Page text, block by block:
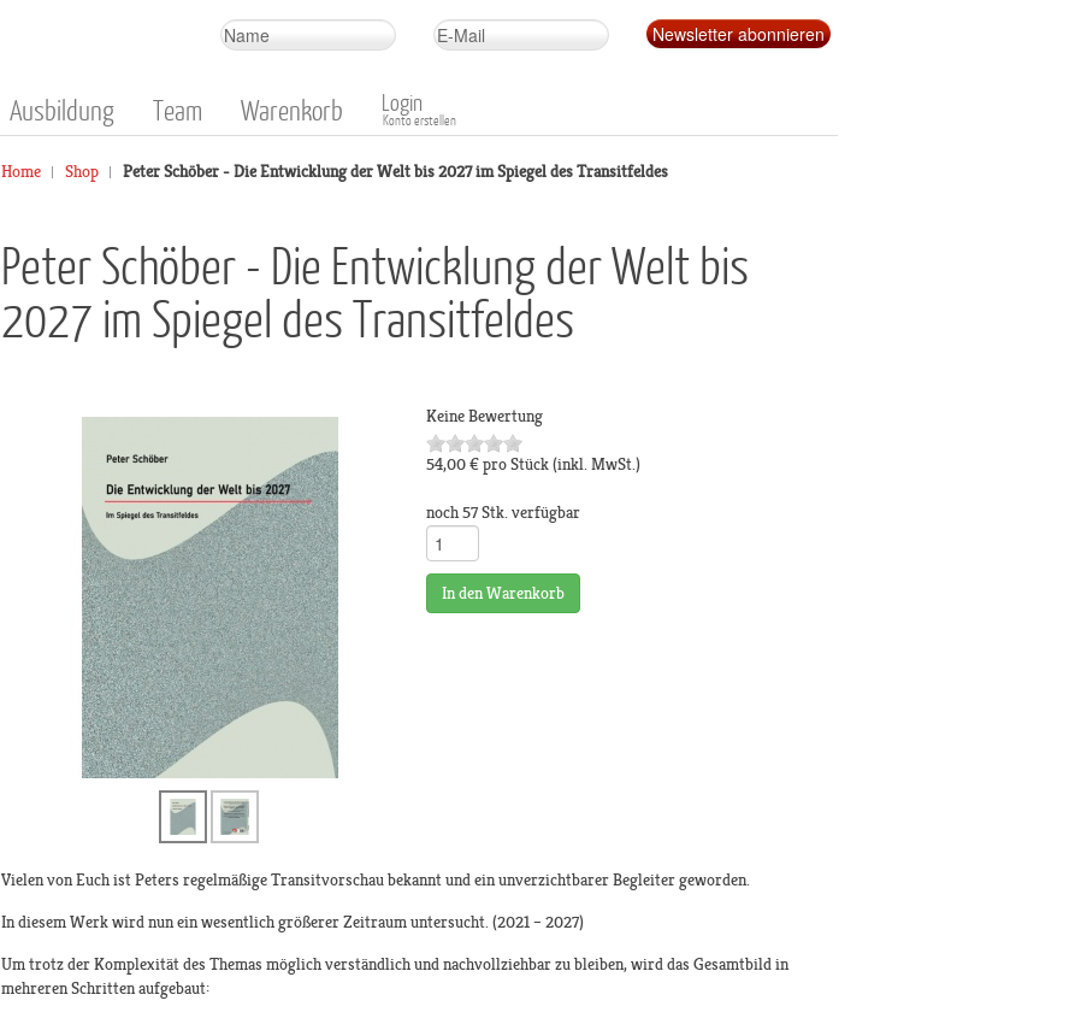
Ausbildung Team Warenkorb Login
Konto erstellen
Home Shop Peter Schöber - Die Entwicklung der Welt bis 2027 im Spiegel des Transitfeldes
Peter Schöber - Die Entwicklung der Welt bis
2027 im Spiegel des Transitfeldes
Keine Bewertung
54,00 € pro Stück(inkl. MwSt.)
noch 57 Stk. verfügbar
In den Warenkorb
Vielen von Euch ist Peters regelmäßige Transitvorschau bekannt und ein unverzichtbarer Begleiter geworden.
In diesem Werk wird nun ein wesentlich größerer Zeitraum untersucht. (2021 – 2027)
Um trotz der Komplexität des Themas möglich verständlich und nachvollziehbar zu bleiben, wird das Gesamtbild in
mehreren Schritten aufgebaut: